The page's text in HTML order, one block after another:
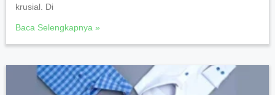
krusial. Di
Baca Selengkapnya »